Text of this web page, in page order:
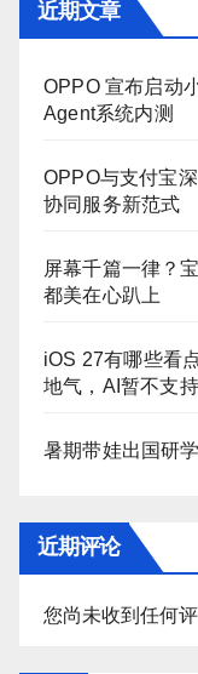
近期文章
OPPO 宣布启动
Agent系统内测
OPPO与支付宝
协同服务新范式
屏幕千篇一律？
都美在心趴上
iOS 27有哪些看
地气，AI暂不支持
暑期带娃出国研
近期评论
您尚未收到任何评